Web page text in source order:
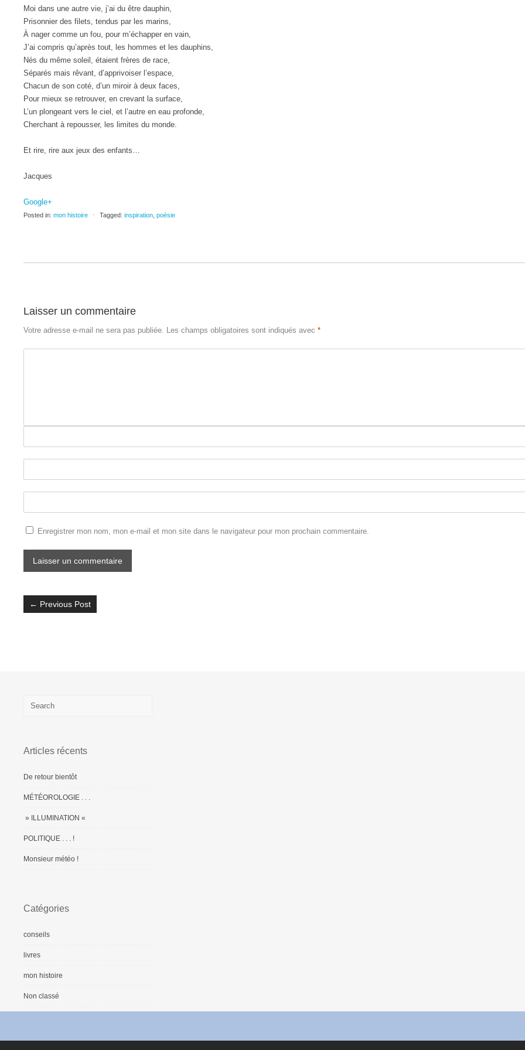
Moi dans une autre vie, j’ai du être dauphin,
Prisonnier des filets, tendus par les marins,
À nager comme un fou, pour m’échapper en vain,
J’ai compris qu’après tout, les hommes et les dauphins,
Nés du même soleil, étaient frères de race,
Séparés mais rêvant, d’apprivoiser l’espace,
Chacun de son coté, d’un miroir à deux faces,
Pour mieux se retrouver, en crevant la surface,
L’un plongeant vers le ciel, et l’autre en eau profonde,
Cherchant à repousser, les limites du monde.
Et rire, rire aux jeux des enfants…
Jacques
Google+
Posted in: mon histoire ⋅ Tagged: inspiration poésie
Laisser un commentaire
Votre adresse e-mail ne sera pas publiée. Les champs obligatoires sont indiqués avec *
Enregistrer mon nom, mon e-mail et mon site dans le navigateur pour mon prochain commentaire.
← Previous Post
Articles récents
De retour bientôt
MÉTÉOROLOGIE . . .
» ILLUMINATION «
POLITIQUE . . . !
Monsieur météo !
Catégories
conseils
livres
mon histoire
Non classé